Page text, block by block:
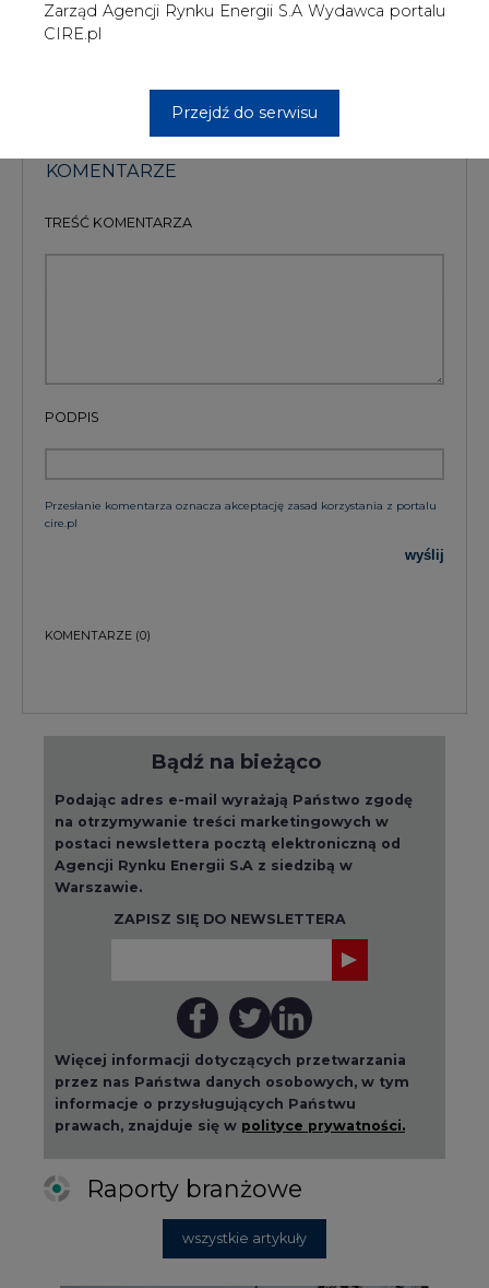
Zarząd Agencji Rynku Energii S.A Wydawca portalu
CIRE.pl
Przejdź do serwisu
Artykuł powstał bez wsparcia narzędzi sztucznej inteligencji.
KOMENTARZE
TREŚĆ KOMENTARZA
PODPIS
Przesłanie komentarza oznacza akceptację zasad korzystania z portalu
cire.pl
wyślij
KOMENTARZE (0)
Bądź na bieżąco
Podając adres e-mail wyrażają Państwo zgodę
na otrzymywanie treści marketingowych w
postaci newslettera pocztą elektroniczną od
Agencji Rynku Energii S.A z siedzibą w
Warszawie.
ZAPISZ SIĘ DO NEWSLETTERA
Więcej informacji dotyczących przetwarzania
przez nas Państwa danych osobowych, w tym
informacje o przysługujących Państwu
prawach, znajduje się w polityce prywatności.
Raporty branżowe
wszystkie artykuły